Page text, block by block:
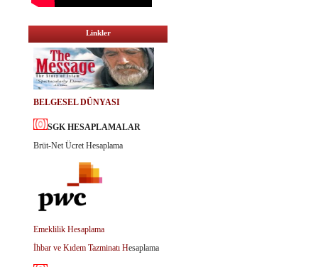
Linkler
BELGESEL DÜNYASI
SGK HESAPLAMALAR
Brüt-Net Ücret Hesaplama
Emeklilik Hesaplama
İhbar ve Kıdem Tazminatı Hesaplama